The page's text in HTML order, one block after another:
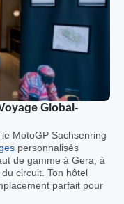
Global-
MotoGP Sachsenring
personnalisés
de gamme à Gera, à
circuit. Ton hôtel
parfait pour